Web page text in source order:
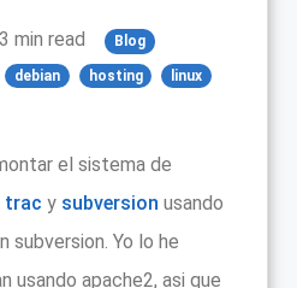
3 min read Blog
debian hosting linux
el sistema de
trac y subversion usando
subversion. Yo lo he
usando apache2, asi que